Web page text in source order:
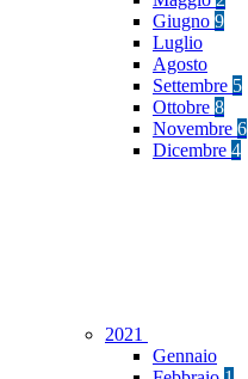
Giugno 9
Luglio
Agosto
Settembre 5
Ottobre 8
Novembre 6
Dicembre 4
2021
Gennaio